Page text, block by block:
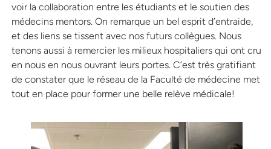
voir la collaboration entre les étudiants et le soutien des
médecins mentors. On remarque un bel esprit d’entraide,
et des liens se tissent avec nos futurs collègues. Nous
tenons aussi à remercier les milieux hospitaliers qui ont cru
en nous en nous ouvrant leurs portes. C’est très gratifiant
de constater que le réseau de la Faculté de médecine met
tout en place pour former une belle relève médicale!